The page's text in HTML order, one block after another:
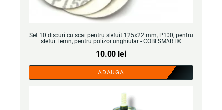
Set 10 discuri cu scai pentru slefuit 125x22 mm, P100, pentru
slefuit lemn, pentru polizor unghiular - COBI SMART®
10.00 lei
ADAUGA